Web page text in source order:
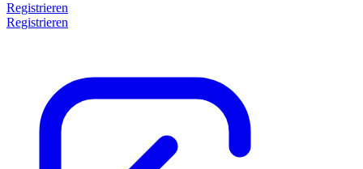
Registrieren
Registrieren